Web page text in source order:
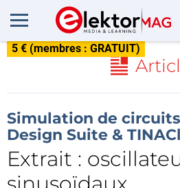
5 € (membres : GRATUIT)
Simulation de
Design Suite &
Extrait :